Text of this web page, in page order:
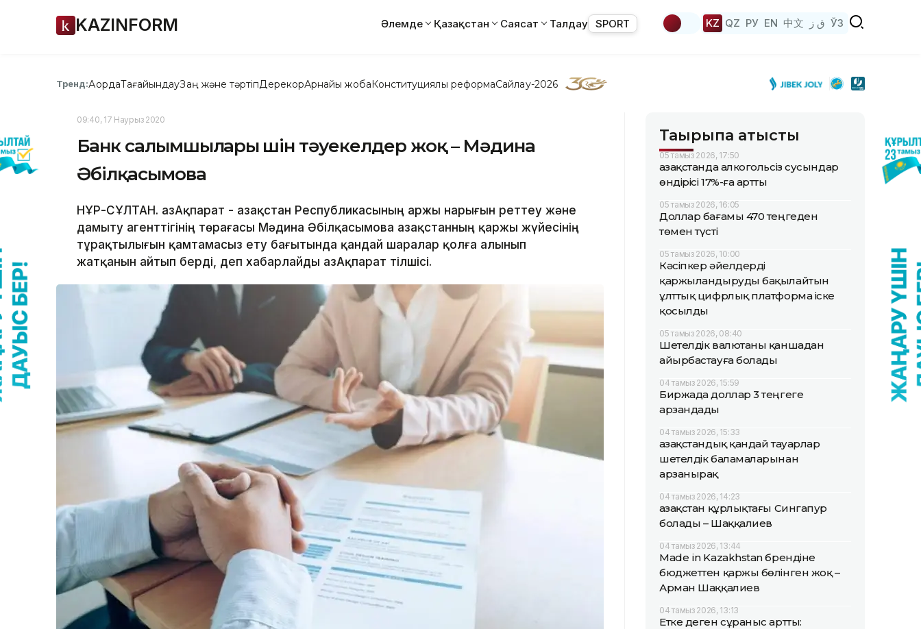
KAZINFORM Әлемде Қазақстан Саясат Талдау SPORT KZ QZ РУ EN 中文 ق ز ЎЗ
Тренд:АқордаТағайындауЗаң және тәртіпДерекқорАрнайы жобаКонституциялық реформаСайлау-2026
09:40, 17 Наурыз 2020
Банк салымшылары үшін тәуекелдер жоқ – Мәдина
Әбілқасымова
НҰР-СҰЛТАН. ҚазАқпарат - Қазақстан Республикасының Қаржы нарығын реттеу және
дамыту агенттігінің төрағасы Мәдина Әбілқасымова Қазақстанның қаржы жүйесінің
тұрақтылығын қамтамасыз ету бағытында қандай шаралар қолға алынып
жатқанын айтып берді, деп хабарлайды ҚазАқпарат тілшісі.
Тақырыпқа қатысты
05 тамыз 2026, 17:50
Қазақстанда алкогольсіз сусындар
өндірісі 17%-ға артты
05 тамыз 2026, 16:05
Доллар бағамы 470 теңгеден
төмен түсті
05 тамыз 2026, 10:00
Кәсіпкер әйелдерді
қаржыландыруды бақылайтын
ұлттық цифрлық платформа іске
қосылды
05 тамыз 2026, 08:40
Шетелдік валютаны қаншадан
айырбастауға болады
04 тамыз 2026, 15:59
Биржада доллар 3 теңгеге
арзандады
04 тамыз 2026, 15:33
Қазақстандық қандай тауарлар
шетелдік баламаларынан
арзанырақ
04 тамыз 2026, 14:23
Қазақстан құрлықтағы Сингапур
болады – Шаққалиев
04 тамыз 2026, 13:44
Made in Kazakhstan брендіне
бюджеттен қаржы бөлінген жоқ –
Арман Шаққалиев
04 тамыз 2026, 13:13
Етке деген сұраныс артты: